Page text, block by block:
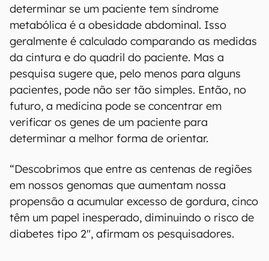
determinar se um paciente tem síndrome
metabólica é a obesidade abdominal. Isso
geralmente é calculado comparando as medidas
da cintura e do quadril do paciente. Mas a
pesquisa sugere que, pelo menos para alguns
pacientes, pode não ser tão simples. Então, no
futuro, a medicina pode se concentrar em
verificar os genes de um paciente para
determinar a melhor forma de orientar.
“Descobrimos que entre as centenas de regiões
em nossos genomas que aumentam nossa
propensão a acumular excesso de gordura, cinco
têm um papel inesperado, diminuindo o risco de
diabetes tipo 2", afirmam os pesquisadores.